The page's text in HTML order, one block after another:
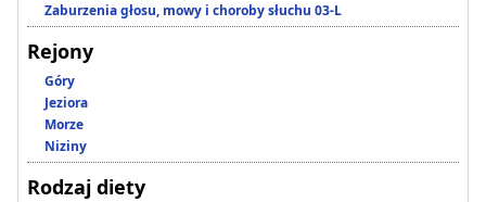
Zaburzenia głosu, mowy i choroby słuchu 03-L
Rejony
Góry
Jeziora
Morze
Niziny
Rodzaj diety